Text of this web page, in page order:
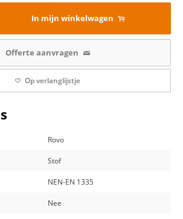
In mijn winkelwagen
Offerte aanvragen
Op verlanglijstje
Rovo
Stof
NEN-EN 1335
Nee